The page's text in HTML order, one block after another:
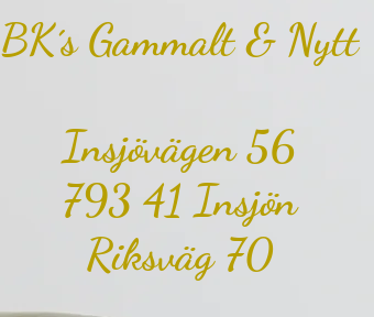
BK´s Gammalt & Nytt
Insjövägen 56
793 41 Insjön
Riksväg 70